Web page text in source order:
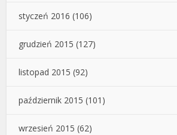
styczeń 2016 (106)
grudzień 2015 (127)
listopad 2015 (92)
październik 2015 (101)
wrzesień 2015 (62)